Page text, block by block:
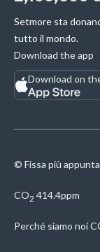
Setmore sta
tutto il mondo.
Download the app
Download on
© Fissa più
CO2 414.4ppm
Perché siamo noi